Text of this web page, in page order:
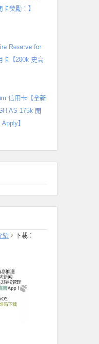
卡獎勵！】
Reserve for
卡【200k 史高
信用卡【全新
AS 175k 開
】
紹 ，下載：